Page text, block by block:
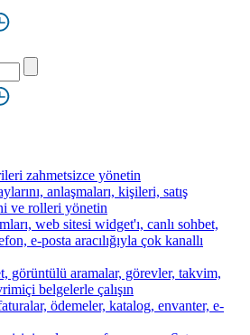
zahmetsizce yönetin
anlaşmaları, kişileri, satış
ve rolleri yönetin
web sitesi widget'ı, canlı sohbet,
e-posta aracılığıyla çok kanallı
görüntülü aramalar, görevler, takvim,
belgelerle çalışın
ödemeler, katalog, envanter, e-